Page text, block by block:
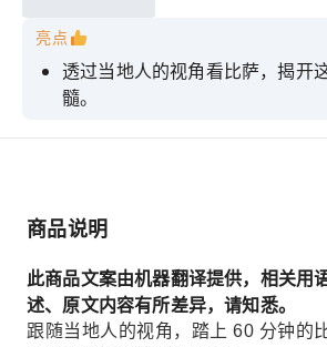
亮点
透过当地人的视角看比萨，揭开
髓。
探索比萨斜塔，欣赏这座城市的
彩之处。
享受小团旅行的亲密氛围，最多
商品说明
此商品文案由机器翻译提供，相关用
述、原文内容有所差异，请知悉。
跟随当地人的视角，踏上 60 分钟的